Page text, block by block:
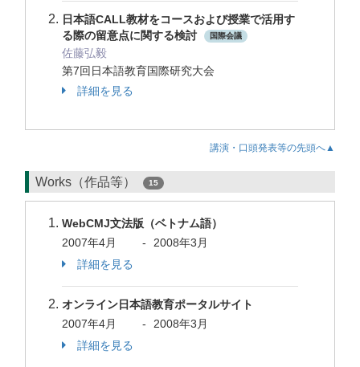
日本語CALL教材をコースおよび授業で活用す
る際の留意点に関する検討
国際会議
佐藤弘毅
第7回日本語教育国際研究大会
詳細を見る
講演・口頭発表等の先頭へ▲
Works（作品等） 15
WebCMJ文法版（ベトナム語）
2007年4月
-
2008年3月
詳細を見る
オンライン日本語教育ポータルサイト
2007年4月
-
2008年3月
詳細を見る